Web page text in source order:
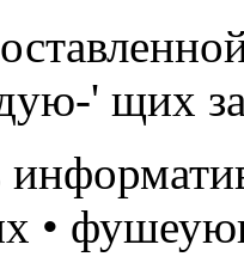
' щих
•